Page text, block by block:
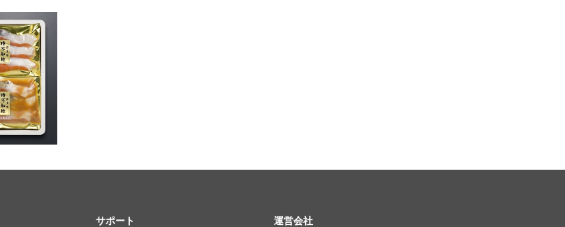
サポート 運営会社